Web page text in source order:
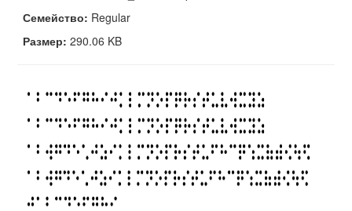
Семейство: Regular
Размер: 290.06 KB